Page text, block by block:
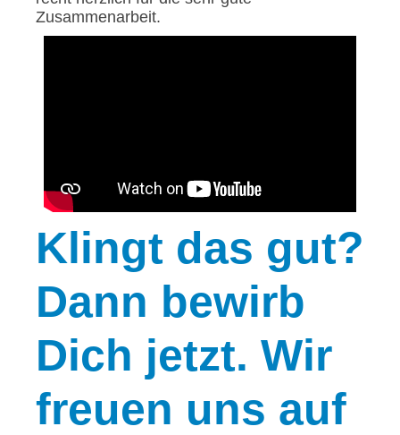
Zusammenarbeit.
Klingt das gut?
Dann bewirb
Dich jetzt. Wir
freuen uns auf